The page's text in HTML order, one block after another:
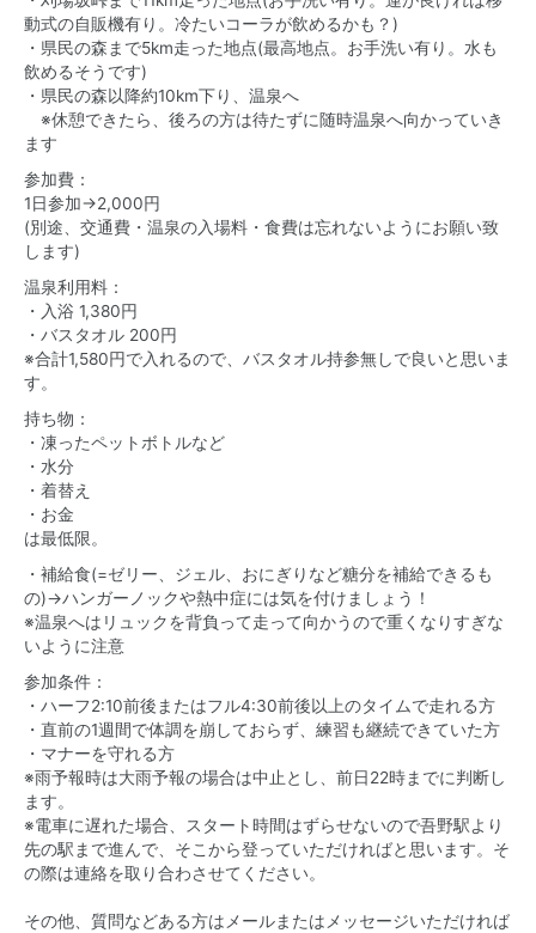
動式の自販機有り。冷たいコーラが飲めるかも？)
・県民の森まで5km走った地点(最高地点。お手洗い有り。水も
飲めるそうです)
・県民の森以降約10km下り、温泉へ
※休憩できたら、後ろの方は待たずに随時温泉へ向かっていき
ます
参加費：
1日参加→2,000円
(別途、交通費・温泉の入場料・食費は忘れないようにお願い致
します)
温泉利用料：
・入浴 1,380円
・バスタオル 200円
※合計1,580円で入れるので、バスタオル持参無しで良いと思いま
す。
持ち物：
・凍ったペットボトルなど
・水分
・着替え
・お金
は最低限。
・補給食(=ゼリー、ジェル、おにぎりなど糖分を補給できるも
の)→ハンガーノックや熱中症には気を付けましょう！
※温泉へはリュックを背負って走って向かうので重くなりすぎな
いように注意
参加条件：
・ハーフ2:10前後またはフル4:30前後以上のタイムで走れる方
・直前の1週間で体調を崩しておらず、練習も継続できていた方
・マナーを守れる方
※雨予報時は大雨予報の場合は中止とし、前日22時までに判断し
ます。
※電車に遅れた場合、スタート時間はずらせないので吾野駅より
先の駅まで進んで、そこから登っていただければと思います。そ
の際は連絡を取り合わさせてください。
その他、質問などある方はメールまたはメッセージいただければ